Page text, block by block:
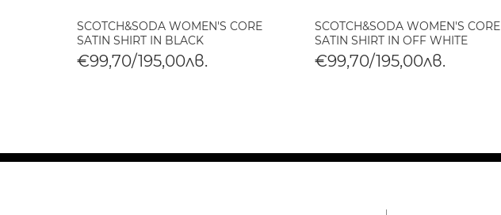
SCOTCH&SODA WOMEN'S CORE
SATIN SHIRT IN BLACK
€99,70/195,00лв.
SCOTCH&SODA WOMEN'S CORE
SATIN SHIRT IN OFF WHITE
€99,70/195,00лв.